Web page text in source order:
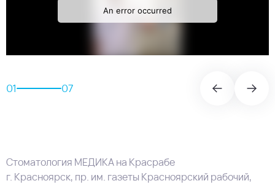
01 07
Стоматология МЕДИКА на Красрабе
г. Красноярск, пр. им. газеты Красноярский рабочий,